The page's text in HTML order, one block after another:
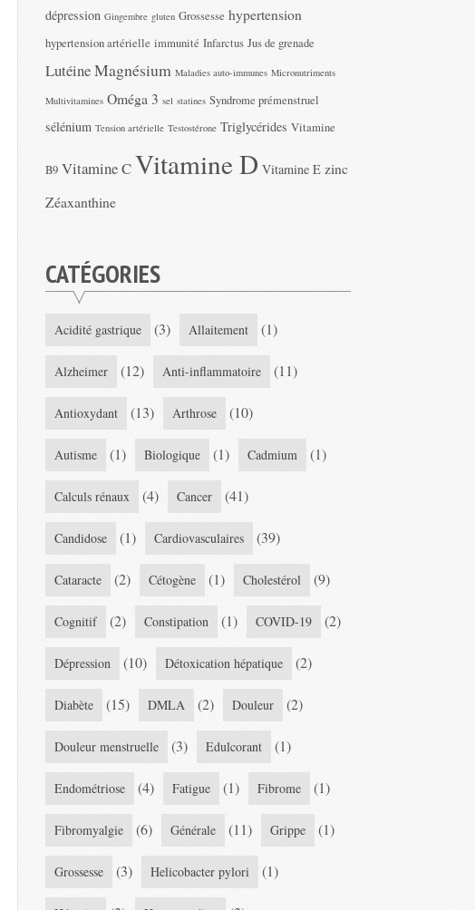
dépression Gingembre gluten Grossesse hypertension
hypertension artérielle immunité Infarctus Jus de grenade
LutéineMagnésium Maladies auto-immunes Micronutriments
Multivitamines Oméga 3 sel statines Syndrome prémenstruel
sélénium Tension artérielle Testostérone Triglycérides Vitamine
B9 Vitamine CVitamine D Vitamine E zinc
Zéaxanthine
CATÉGORIES
Acidité gastrique (3) Allaitement (1)
Alzheimer (12) Anti-inflammatoire (11)
Antioxydant (13) Arthrose (10)
Autisme (1) Biologique (1) Cadmium (1)
Calculs rénaux (4) Cancer (41)
Candidose (1) Cardiovasculaires (39)
Cataracte (2) Cétogène (1) Cholestérol (9)
Cognitif (2) Constipation (1) COVID-19 (2)
Dépression (10) Détoxication hépatique (2)
Diabète (15) DMLA (2) Douleur (2)
Douleur menstruelle (3) Edulcorant (1)
Endométriose (4) Fatigue (1) Fibrome (1)
Fibromyalgie (6) Générale (11) Grippe (1)
Grossesse (3) Helicobacter pylori (1)